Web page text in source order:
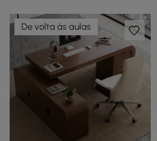
De volta às aulas